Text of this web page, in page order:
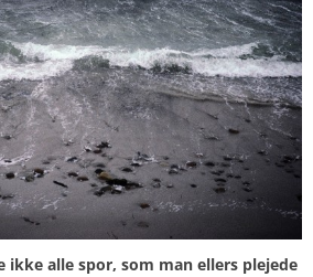
alle spor, som man ellers plejede